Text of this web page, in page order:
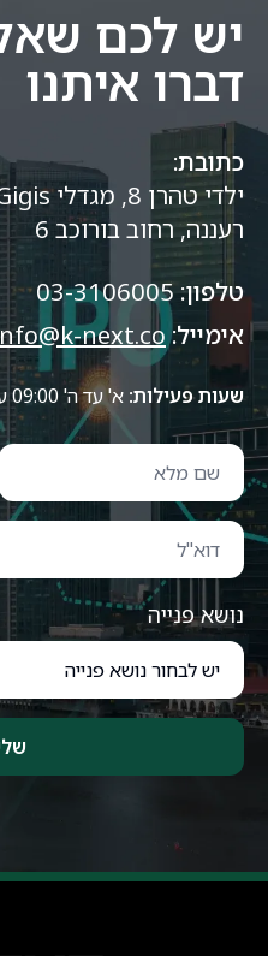
יש לכם
דברו איתנו
כתובת:
ילדי טהרן 8, מגדלי Gigis, ראשון לציון
רעננה, רחוב בורוכב 6
טלפון:03-3106005
אימייל: next.co
שעות פעילות: א' עד ה' 09:00 עד 19:00
נושא פנייה